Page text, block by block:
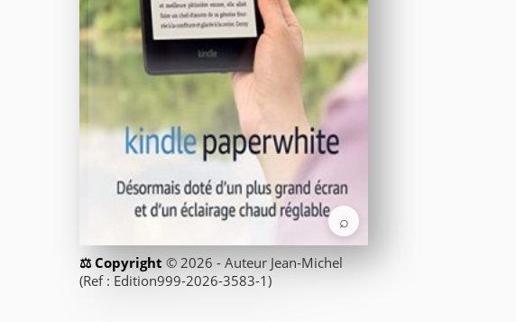
⌕
© 2026 - Auteur Jean-Michel
(Ref : Edition999-2026-3583-1)